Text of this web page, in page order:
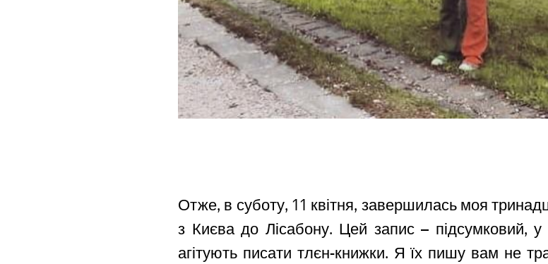
Отже, в суботу, 11 квітня, завершилась моя
з Києва до Лісабону. Цей запис – підсумковий, у
агітують писати тлєн-книжки. Я їх пишу вам не